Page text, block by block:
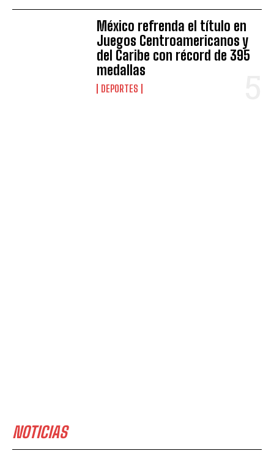
México refrenda el título en
Juegos Centroamericanos y
del Caribe con récord de 395
medallas
DEPORTES
NOTICIAS